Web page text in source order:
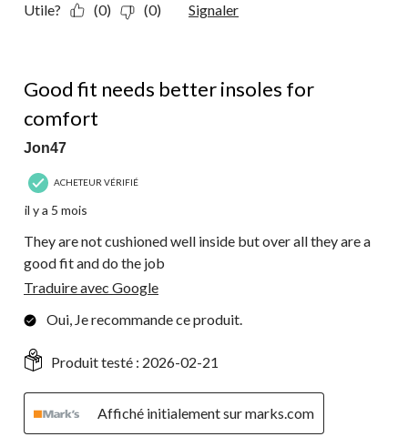
Utile? (0) (0) Signaler
Good fit needs better insoles for
comfort
Jon47
ACHETEUR VÉRIFIÉ
il y a 5 mois
They are not cushioned well inside but over all they are a
good fit and do the job
Traduire avec Google
Oui, Je recommande ce produit.
Produit testé : 2026-02-21
Affiché initialement sur marks.com